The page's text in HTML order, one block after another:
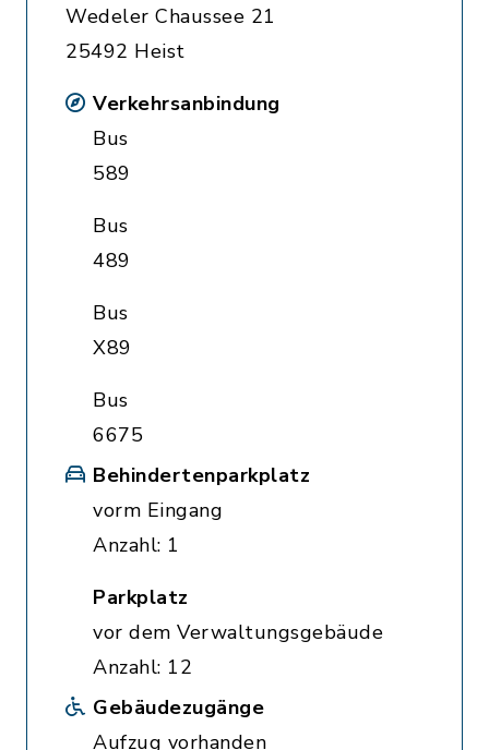
Wedeler Chaussee 21
25492 Heist
Verkehrsanbindung
Bus
589
Bus
489
Bus
X89
Bus
6675
Behindertenparkplatz
vorm Eingang
Anzahl: 1
Parkplatz
vor dem Verwaltungsgebäude
Anzahl: 12
Gebäudezugänge
Aufzug vorhanden